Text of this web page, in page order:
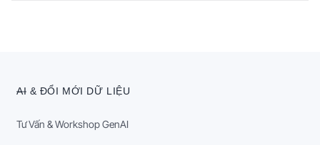
AI & ĐỔI MỚI DỮ LIỆU
Tư Vấn & Workshop GenAI